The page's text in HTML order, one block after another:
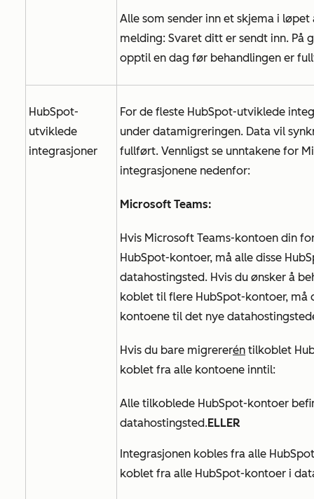
Alle som sender inn et skjema i
melding: Svaret ditt er sendt inn. På
opptil en dag før behandlingen er
HubSpot-
utviklede
integrasjoner
For de fleste HubSpot-utviklede
under datamigreringen. Data vil
fullført. Vennligst se unntakene for
integrasjonene nedenfor:
Microsoft Teams:
Hvis Microsoft Teams-kontoen din
HubSpot-kontoer, må alle disse
datahostingsted. Hvis du ønsker å
koblet til flere HubSpot-kontoer, må
kontoene til det nye
Hvis du bare migrererén tilkoblet
koblet fra alle kontoene inntil:
Alle tilkoblede HubSpot-kontoer
datahostingsted.ELLER
Integrasjonen kobles fra alle
koblet fra alle HubSpot-kontoer i